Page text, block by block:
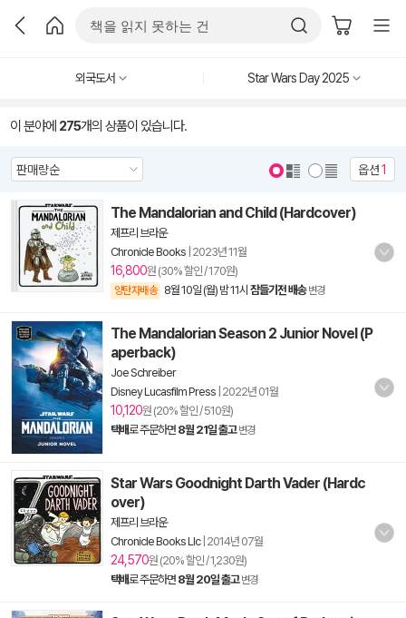
외국도서 Star Wars Day 2025
이 분야에 275개의 상품이 있습니다.
옵션1
The Mandalorian and Child (Hardcover)
제프리 브라운
Chronicle Books 2023년 11월
16,800원 (30% 할인 / 170원)
양탄자배송 8월 10일 (월) 밤 11시 잠들기전 배송 변경
The Mandalorian Season 2 Junior Novel (P
aperback)
Joe Schreiber
Disney Lucasfilm Press 2022년 01월
10,120원 (20% 할인 / 510원)
택배로 주문하면 8월 21일 출고 변경
Star Wars Goodnight Darth Vader (Hardc
over)
제프리 브라운
Chronicle Books Llc| 2014년 07월
24,570원 (20% 할인 / 1,230원)
택배로 주문하면 8월 20일 출고 변경